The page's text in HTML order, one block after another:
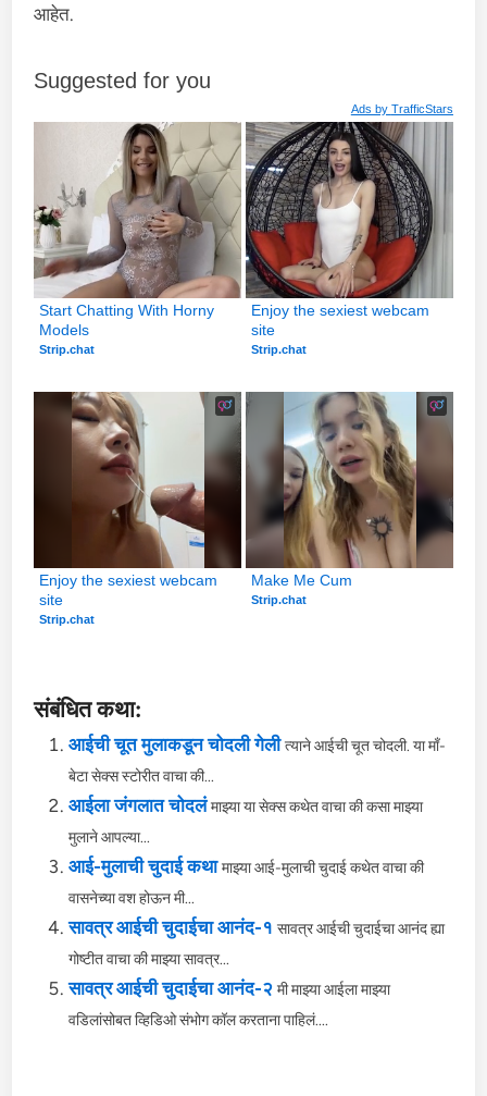
आहेत.
Suggested for you
Ads by TrafficStars
Start Chatting With Horny
Models
Strip.chat
Enjoy the sexiest webcam
site
Strip.chat
Enjoy the sexiest webcam
site
Strip.chat
Make Me Cum
Strip.chat
संबंधित कथा:
आईची चूत मुलाकडून चोदली गेली त्याने आईची चूत चोदली. या माँ-
बेटा सेक्स स्टोरीत वाचा की...
आईला जंगलात चोदलं माझ्या या सेक्स कथेत वाचा की कसा माझ्या
मुलाने आपल्या...
आई-मुलाची चुदाई कथा माझ्या आई-मुलाची चुदाई कथेत वाचा की
वासनेच्या वश होऊन मी...
सावत्र आईची चुदाईचा आनंद-१ सावत्र आईची चुदाईचा आनंद ह्या
गोष्टीत वाचा की माझ्या सावत्र...
सावत्र आईची चुदाईचा आनंद-२ मी माझ्या आईला माझ्या
वडिलांसोबत व्हिडिओ संभोग कॉल करताना पाहिलं....